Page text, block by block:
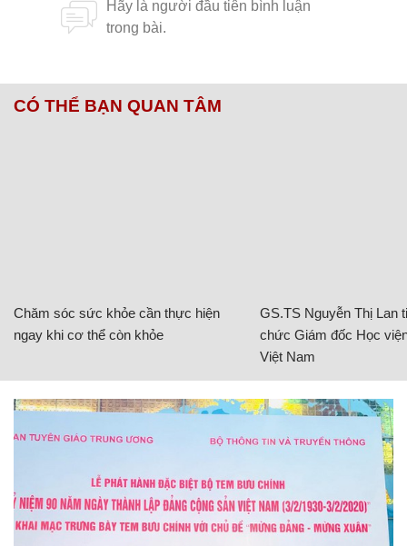
CÓ THỂ BẠN QUAN TÂM
Chăm sóc sức khỏe cần thực hiện
ngay khi cơ thể còn khỏe
GS.TS Nguyễn Thị Lan
chức Giám đốc Học
Việt Nam